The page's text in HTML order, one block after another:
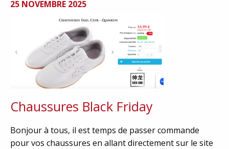
25 NOVEMBRE 2025
Chaussures Black Friday
Bonjour à tous, il est temps de passer commande
pour vos chaussures en allant directement sur le site